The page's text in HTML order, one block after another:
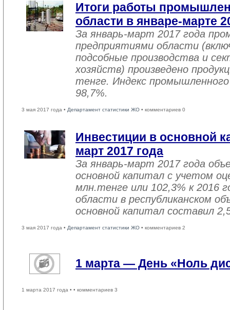
Итоги работы
области в январе-марте
За январь-март 2017 года
предприятиями области
подсобные производства и
хозяйств) произведено
тенге. Индекс
98,7%.
3 мая 2017 года • Департамент статистики ЖО • комментариев 0
Инвестиции в основной
март 2017 года
За январь-март 2017 года
основной капитал с учетом
млн.тенге или 102,3% к 2016
области в республиканском
основной капитал составил
3 мая 2017 года • Департамент статистики ЖО • комментариев 2
1 марта — День «Ноль
1 марта 2017 года • • комментариев 3